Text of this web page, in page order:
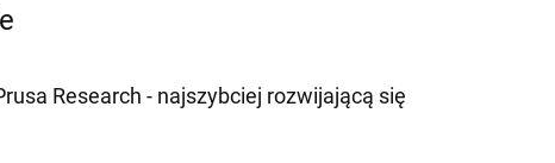
Research - najszybciej rozwijającą się